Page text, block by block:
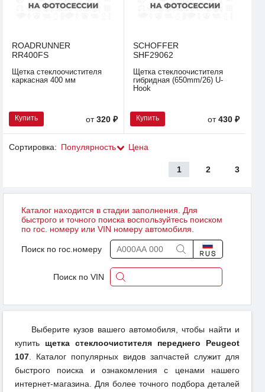
ROADRUNNER
RR400FS
Щетка стеклоочистителя
каркасная 400 мм
Купить от320 ₽
SCHOFFER
SHF29062
Щетка стеклоочистителя
гибридная (650mm/26) U-
Hook
Купить от430 ₽
Сортировка: Популярность Цена
1 2 3
Каталог находится в стадии заполнения. Для
быстрого и точного поиска воспользуйтесь поиском
по гос. номеру или VIN номеру автомобиля.
Поиск по гос.номеру
Поиск по VIN
Выберите кузов вашего автомобиля, чтобы найти и
купить щетка стеклоочистителя переднего Peugeot
107. Каталог популярных видов запчастей служит для
быстрого поиска и ознакомления с ценами нашего
интернет-магазина. Для более точного подбора деталей